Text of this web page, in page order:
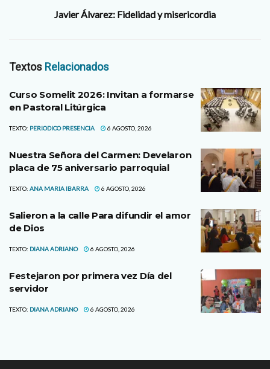
Javier Álvarez: Fidelidad y misericordia
Textos Relacionados
Curso Somelit 2026: Invitan a formarse
en Pastoral Litúrgica
TEXTO: PERIODICO PRESENCIA 6 AGOSTO, 2026
Nuestra Señora del Carmen: Develaron
placa de 75 aniversario parroquial
TEXTO: ANA MARIA IBARRA 6 AGOSTO, 2026
Salieron a la calle Para difundir el amor
de Dios
TEXTO: DIANA ADRIANO 6 AGOSTO, 2026
Festejaron por primera vez Día del
servidor
TEXTO: DIANA ADRIANO 6 AGOSTO, 2026